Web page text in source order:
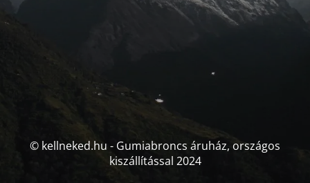
© kellneked.hu - Gumiabroncs áruház, országos
kiszállítással 2024